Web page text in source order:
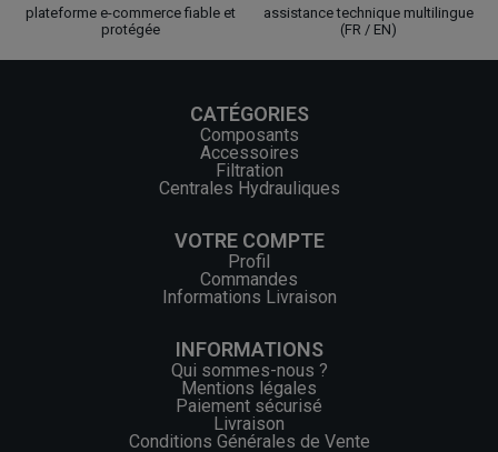
plateforme e-commerce fiable et
protégée
assistance technique multilingue
(FR / EN)
CATÉGORIES
Composants
Accessoires
Filtration
Centrales Hydrauliques
VOTRE COMPTE
Profil
Commandes
Informations Livraison
INFORMATIONS
Qui sommes-nous ?
Mentions légales
Paiement sécurisé
Livraison
Conditions Générales de Vente